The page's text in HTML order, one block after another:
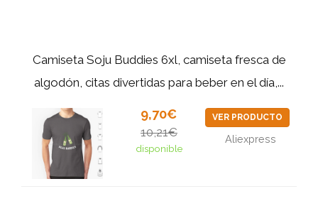
Camiseta Soju Buddies 6xl, camiseta fresca de
algodón, citas divertidas para beber en el día,...
9,70€
10,21€
disponible
VER PRODUCTO
Aliexpress